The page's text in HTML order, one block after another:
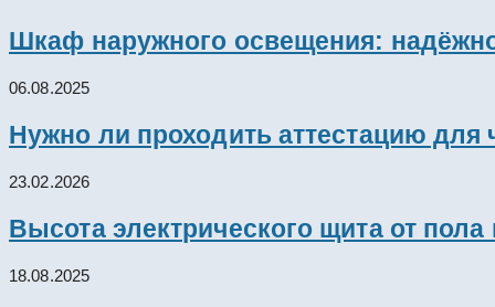
Шкаф наружного освещения:
06.08.2025
Нужно ли проходить аттестацию для
23.02.2026
Высота электрического щита от
18.08.2025